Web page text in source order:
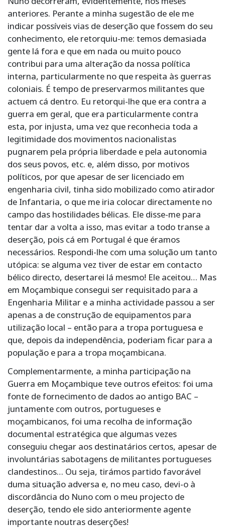
anteriores. Perante a minha sugestão de ele me
indicar possíveis vias de deserção que fossem do seu
conhecimento, ele retorquiu-me: temos demasiada
gente lá fora e que em nada ou muito pouco
contribui para uma alteração da nossa política
interna, particularmente no que respeita às guerras
coloniais. É tempo de preservarmos militantes que
actuem cá dentro. Eu retorqui-lhe que era contra a
guerra em geral, que era particularmente contra
esta, por injusta, uma vez que reconhecia toda a
legitimidade dos movimentos nacionalistas
pugnarem pela própria liberdade e pela autonomia
dos seus povos, etc. e, além disso, por motivos
políticos, por que apesar de ser licenciado em
engenharia civil, tinha sido mobilizado como atirador
de Infantaria, o que me iria colocar directamente no
campo das hostilidades bélicas. Ele disse-me para
tentar dar a volta a isso, mas evitar a todo transe a
deserção, pois cá em Portugal é que éramos
necessários. Respondi-lhe com uma solução um tanto
utópica: se alguma vez tiver de estar em contacto
bélico directo, desertarei lá mesmo! Ele aceitou… Mas
em Moçambique consegui ser requisitado para a
Engenharia Militar e a minha actividade passou a ser
apenas a de construção de equipamentos para
utilização local – então para a tropa portuguesa e
que, depois da independência, poderiam ficar para a
população e para a tropa moçambicana.
Complementarmente, a minha participação na
Guerra em Moçambique teve outros efeitos: foi uma
fonte de fornecimento de dados ao antigo BAC –
juntamente com outros, portugueses e
moçambicanos, foi uma recolha de informação
documental estratégica que algumas vezes
conseguiu chegar aos destinatários certos, apesar de
involuntárias sabotagens de militantes portugueses
clandestinos… Ou seja, tirámos partido favorável
duma situação adversa e, no meu caso, devi-o à
discordância do Nuno com o meu projecto de
deserção, tendo ele sido anteriormente agente
importante noutras deserções!